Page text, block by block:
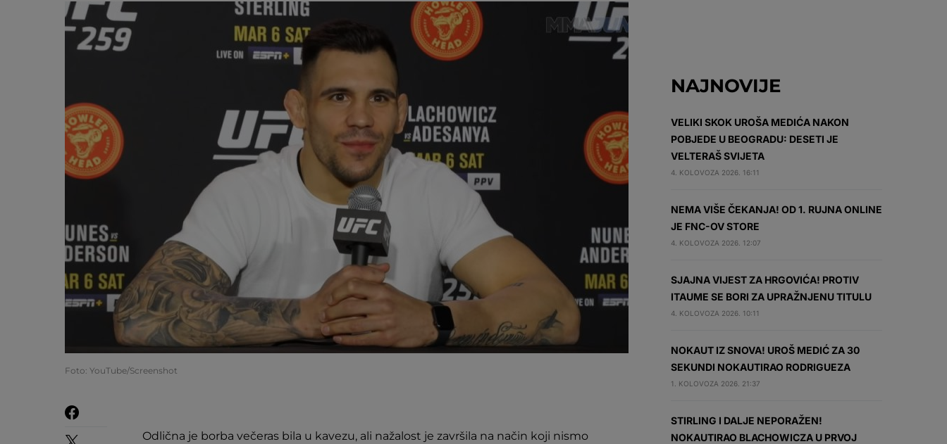
Foto: YouTube/Screenshot
Odlična je borba večeras bila u kavezu, ali nažalost je završila na način koji nismo
NAJNOVIJE
VELIKI SKOK UROŠA MEDIĆA NAKON
POBJEDE U BEOGRADU: DESETI JE
VELTERAŠ SVIJETA
4. KOLOVOZA 2026. 16:11
NEMA VIŠE ČEKANJA! OD 1. RUJNA ONLINE
JE FNC-OV STORE
4. KOLOVOZA 2026. 12:07
SJAJNA VIJEST ZA HRGOVIĆA! PROTIV
ITAUME SE BORI ZA UPRAŽNJENU TITULU
4. KOLOVOZA 2026. 10:11
NOKAUT IZ SNOVA! UROŠ MEDIĆ ZA 30
SEKUNDI NOKAUTIRAO RODRIGUEZA
1. KOLOVOZA 2026. 21:37
STIRLING I DALJE NEPORAŽEN!
NOKAUTIRAO BLACHOWICZA U PRVOJ